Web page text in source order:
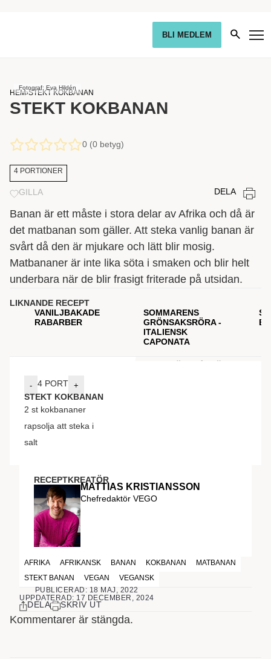
BLI MEDLEM
HEM›STEKT KOKBANAN
Fotograf: Eva Hildén
STEKT KOKBANAN
0 (0 betyg)
4 PORTIONER
GILLA DELA
Banan är ett måste i stora delar av Afrika och då är
det matbanan som gäller. Att steka vanlig banan är
svårt då den är mjukare och lätt blir mosig.
Matbananer är inte lika söta i smaken och blir helt
underbara när de blir frasigt friterade på utsidan.
LIKNANDE RECEPT
VANILJBAKADE
RABARBER
SOMMARENS
GRÖNSAKSRÖRA -
ITALIENSK
CAPONATA
- 4 PORT +
STEKT KOKBANAN
2 st kokbananer
rapsolja att steka i
salt
RECEPTKREATÖR
MATTIAS KRISTIANSSON
Chefredaktör VEGO
AFRIKA AFRIKANSK BANAN KOKBANAN
MATBANAN
STEKT BANAN
VEGAN
VEGANSK
PUBLICERAD: 18 MAJ, 2022
UPPDATERAD: 17 DECEMBER, 2024
DELA SKRIV UT
Kommentarer är stängda.